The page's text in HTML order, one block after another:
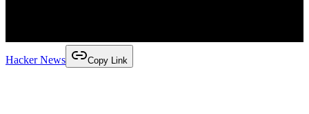
Hacker News Copy Link